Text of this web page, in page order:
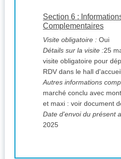
Section 6 :
Complementaires
Visite obligatoire : Oui
Détails sur la visite :25
visite obligatoire pour
RDV dans le hall
Autres informations
marché conclu avec
et maxi : voir document
Date d'envoi du présent
2025